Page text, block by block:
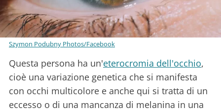
Szymon Podubny Photos/Facebook
Questa persona ha un'eterocromia dell'occhio,
cioè una variazione genetica che si manifesta
con occhi multicolore e anche qui si tratta di un
eccesso o di una mancanza di melanina in una